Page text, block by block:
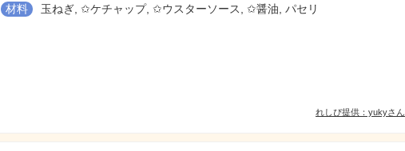
材料 玉ねぎ, ✩ケチャップ, ✩ウスターソース, ✩醤油, パセリ
れしぴ提供：yukyさん